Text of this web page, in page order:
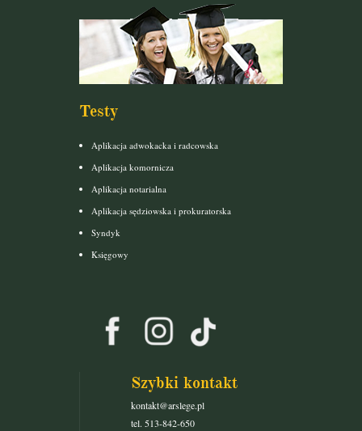
Testy
Aplikacja adwokacka i radcowska
Aplikacja komornicza
Aplikacja notarialna
Aplikacja sędziowska i prokuratorska
Syndyk
Księgowy
Szybki kontakt
kontakt@arslege.pl
tel. 513-842-650